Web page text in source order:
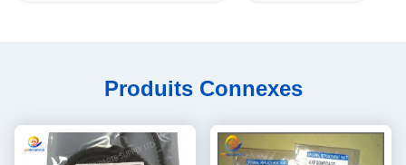
Produits Connexes